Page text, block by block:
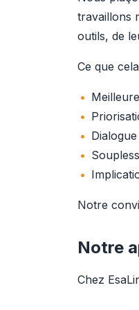
travaillons
outils, de
Ce que
Notre
Notre
Chez